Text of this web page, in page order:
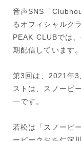
音声SNS「
るオフィシャルク
PEAK CLUBでは
期配信しています。
第3回は、2021年
ストは、スノーピ
一です。
若松は「スノーピ